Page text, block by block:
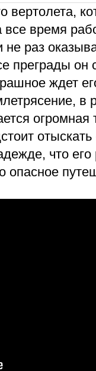
вертолета,
время
раз
преграды
ждет
в
что
опасное